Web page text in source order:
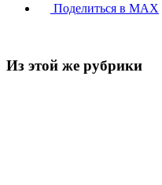
Поделиться в MAX
Из этой же рубрики